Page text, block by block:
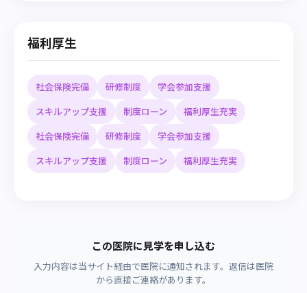
福利厚生
社会保険完備 研修制度
学会参加支援
スキルアップ支援
制度ローン
福利厚生充実
社会保険完備
研修制度
学会参加支援
スキルアップ支援
制度ローン 福利厚生充実
この医院に見学を申し込む
入力内容は当サイト経由で医院に通知されます。返信は医院
から直接ご連絡があります。